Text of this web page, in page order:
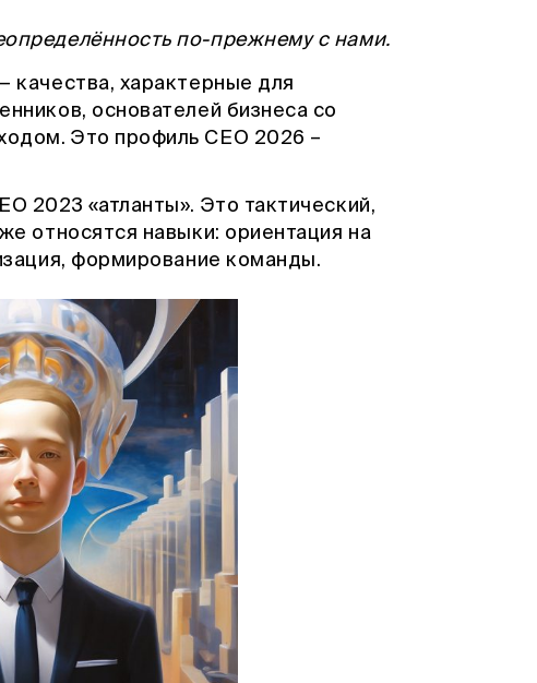
по-прежнему с нами.
качества, характерные для
основателей бизнеса со
Это профиль CEO 2026 –
2023 «атланты». Это тактический,
относятся навыки: ориентация на
формирование команды.